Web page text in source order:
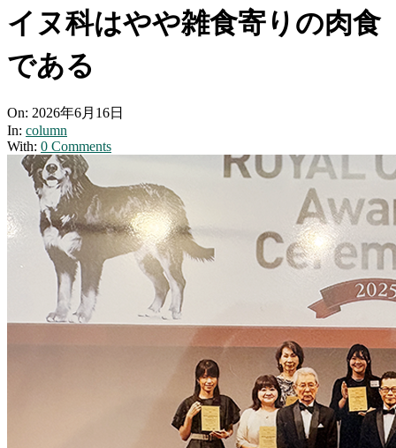
イヌ科はやや雑食寄りの肉食
である
On: 2026年6月16日
In: column
With: 0 Comments